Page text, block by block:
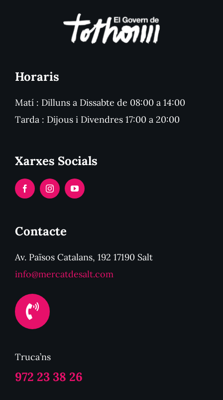
Horaris
Matí : Dilluns a Dissabte de 08:00 a 14:00
Tarda : Dijous i Divendres 17:00 a 20:00
Xarxes Socials
Contacte
Av. Països Catalans, 192 17190 Salt
info@mercatdesalt.com
Truca’ns
972 23 38 26